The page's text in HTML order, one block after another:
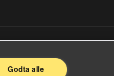
Godta alle